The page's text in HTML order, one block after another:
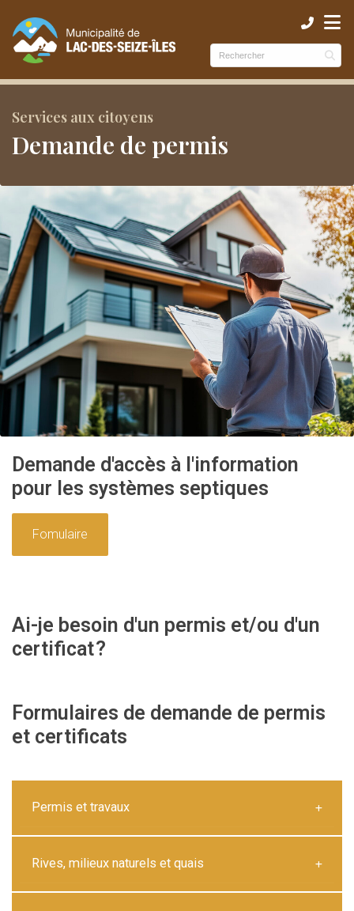
(Municipalité )
(Services )
Services aux citoyens
Demande de permis
Demande d'accès à l'information
pour les systèmes septiques
Fomulaire
Ai-je besoin d'un permis et/ou d'un
certificat?
Formulaires de demande de permis
et certificats
Permis et travaux
Rives, milieux naturels et quais